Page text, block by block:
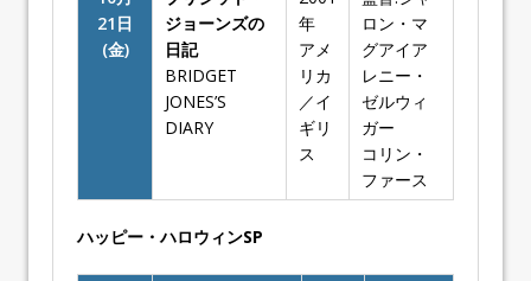
21日
(金)
ジョーンズの
日記
BRIDGET
JONES’S
DIARY
年
アメ
リカ
／イ
ギリ
ス
ロン・マ
グアイア
レニー・
ゼルウィ
ガー
コリン・
ファース
ハッピー・ハロウィンSP